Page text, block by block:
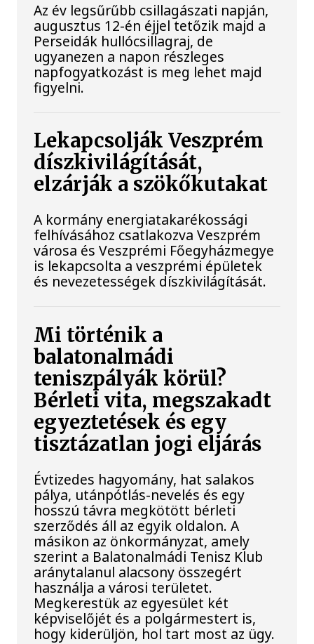
Az év legsűrűbb csillagászati napján,
augusztus 12-én éjjel tetőzik majd a
Perseidák hullócsillagraj, de
ugyanezen a napon részleges
napfogyatkozást is meg lehet majd
figyelni.
Lekapcsolják Veszprém
díszkivilágítását,
elzárják a szökőkutakat
A kormány energiatakarékossági
felhívásához csatlakozva Veszprém
városa és Veszprémi Főegyházmegye
is lekapcsolta a veszprémi épületek
és nevezetességek díszkivilágítását.
Mi történik a
balatonalmádi
teniszpályák körül?
Bérleti vita, megszakadt
egyeztetések és egy
tisztázatlan jogi eljárás
Évtizedes hagyomány, hat salakos
pálya, utánpótlás-nevelés és egy
hosszú távra megkötött bérleti
szerződés áll az egyik oldalon. A
másikon az önkormányzat, amely
szerint a Balatonalmádi Tenisz Klub
aránytalanul alacsony összegért
használja a városi területet.
Megkerestük az egyesület két
képviselőjét és a polgármestert is,
hogy kiderüljön, hol tart most az ügy.